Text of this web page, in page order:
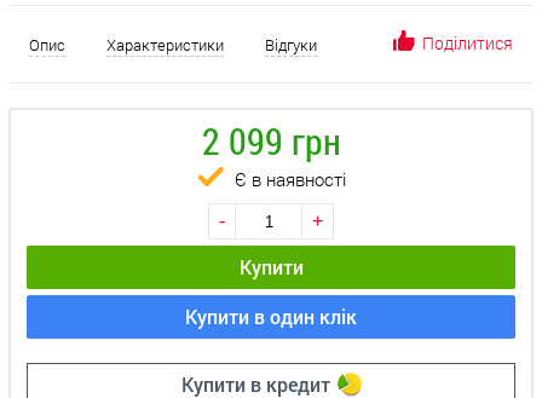
Опис Характеристики Відгуки Поділитися
2 099 грн
Є в наявності
- +
Купити
Купити в один клік
Купити в кредит